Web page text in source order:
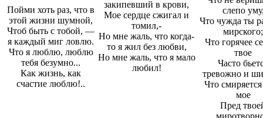
Пойми хоть раз, что в
этой жизни шумной,
Чтоб быть с тобой, —
я каждый миг ловлю.
Что я люблю, люблю
тебя безумно...
Как жизнь, как
счастие люблю!..
закипевший в крови,
Мое сердце сжигал и
томил,-
Но мне жаль, что когда-
то я жил без любви,
Но мне жаль, что я мало
любил!
слепо
Что чужда ты
мирского;
Что горячее
твое
Часто
тревожно и
Что
мое
Пред